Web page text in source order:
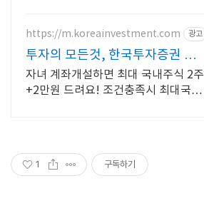
https://m.koreainvestment.com 광고
투자의 모든것, 한국투자증권 한국
투자증권이 처음이라면?
자녀 계좌개설하면 최대 국내주식 2주
+2만원 드려요! 조건충족시 최대국내
1 구독하기